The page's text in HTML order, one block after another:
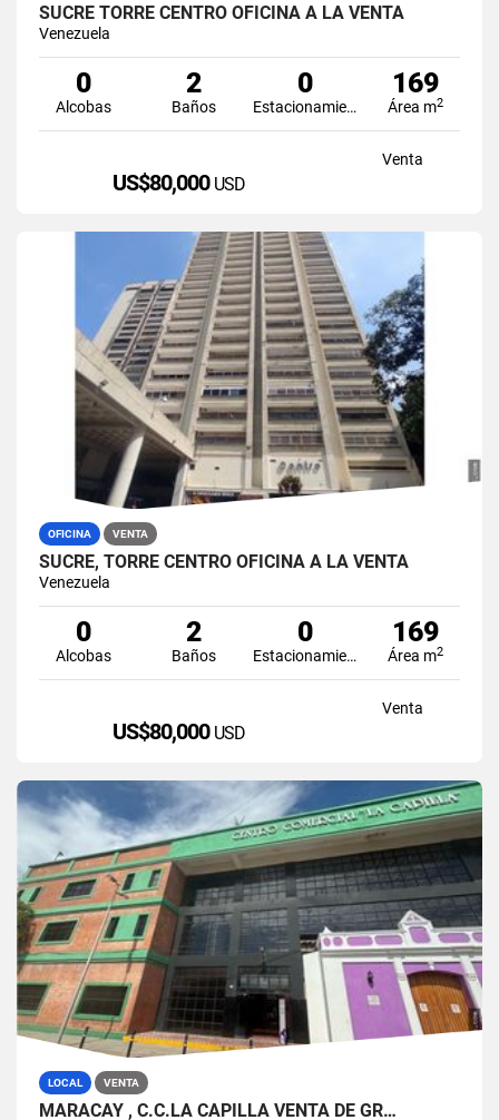
SUCRE TORRE CENTRO OFICINA A LA VENTA
Venezuela
0
Alcobas
2
Baños
0
Estacionamiento
169
Área m2
Venta
US$80,000 USD
OFICINA VENTA
SUCRE, TORRE CENTRO OFICINA A LA VENTA
Venezuela
0
Alcobas
2
Baños
0
Estacionamiento
169
Área m2
Venta
US$80,000 USD
LOCAL VENTA
MARACAY , C.C.LA CAPILLA VENTA DE GR…